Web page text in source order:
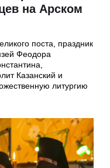
на Арском
поста, праздник
Феодора
Казанский и
литургию